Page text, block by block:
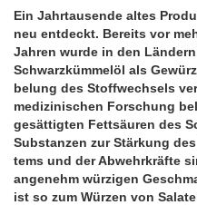
Ein Jahrtausende altes
neu entdeckt. Bereits vor
Jahren wurde in den
Schwarzkümmelöl als
belung des Stoffwechsels
medizinischen Forschung
gesättigten Fettsäuren des
Substanzen zur Stärkung
tems und der Abwehrkräfte
angenehm würzigen
ist so zum Würzen von